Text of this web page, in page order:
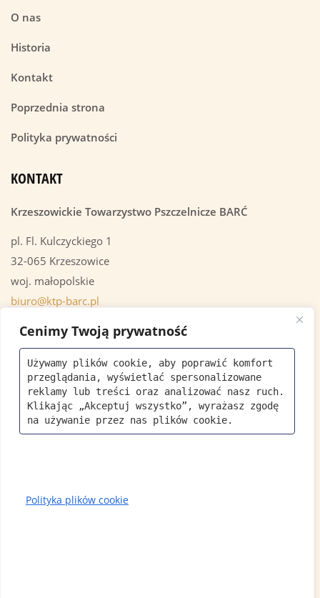
Cenimy Twoją prywatność
Używamy plików cookie, aby poprawić komfort
przeglądania, wyświetlać spersonalizowane
reklamy lub treści oraz analizować nasz ruch.
Klikając „Akceptuj wszystko”, wyrażasz zgodę
na używanie przez nas plików cookie.
Polityka plików cookie
O nas
Historia
Kontakt
Poprzednia strona
Polityka prywatności
KONTAKT
Krzeszowickie Towarzystwo Pszczelnicze BARĆ
pl. Fl. Kulczyckiego 1
32-065 Krzeszowice
woj. małopolskie
biuro@ktp-barc.pl
+48 535 973 379
OSTATNIE AKTUALNOŚCI
Krzeszowicka Bioróżnorodność
21 MAJ 2026
Zaprasz